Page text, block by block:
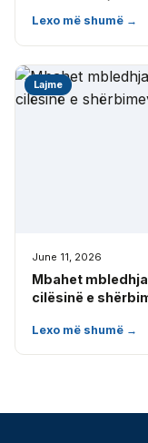
Lexo më shumë →
Lajme
June 11, 2026
Mbahet
cilësinë e
Lexo më shumë →